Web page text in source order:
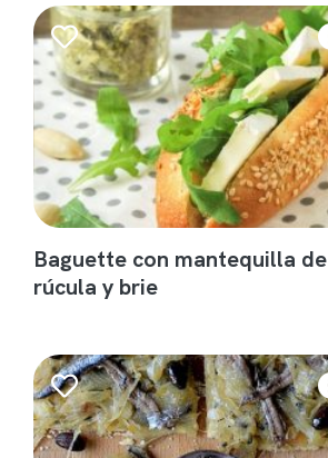
Baguette con mantequilla de
rúcula y brie